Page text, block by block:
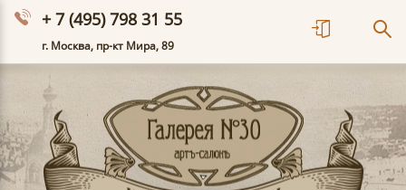
+ 7 (495) 798 31 55
г. Москва, пр-кт Мира, 89